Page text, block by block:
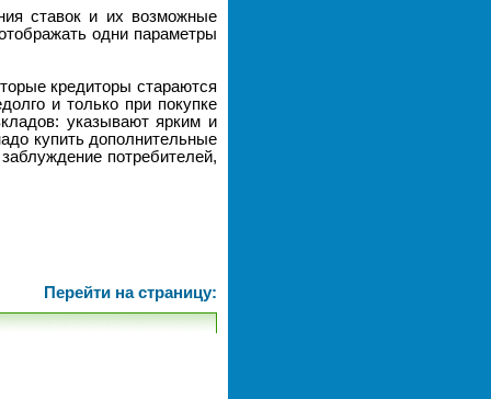
ставок и их возможные
одни параметры
кредиторы стараются
и только при покупке
указывают ярким и
купить дополнительные
потребителей,
Перейти на страницу: